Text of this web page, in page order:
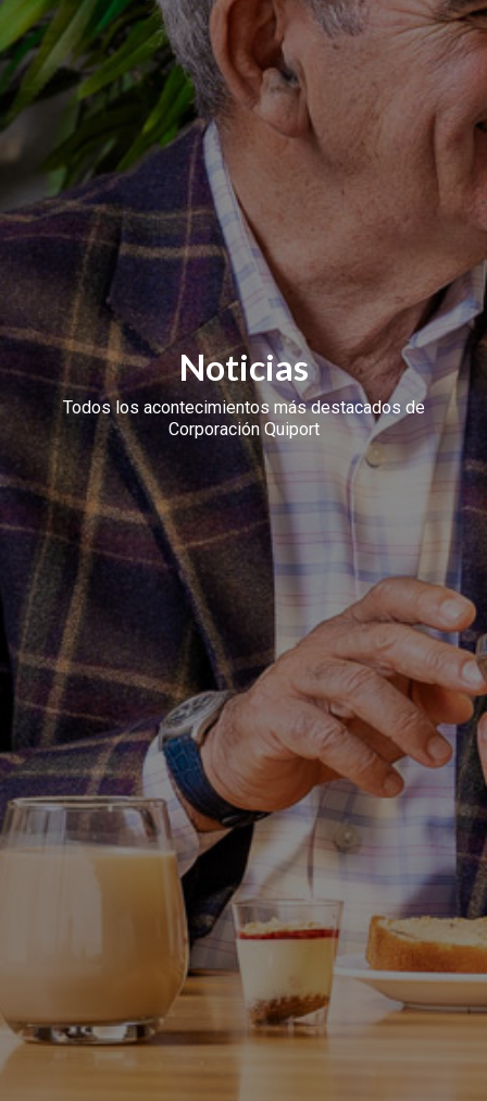
Noticias
Todos los acontecimientos más destacados de
Corporación Quiport